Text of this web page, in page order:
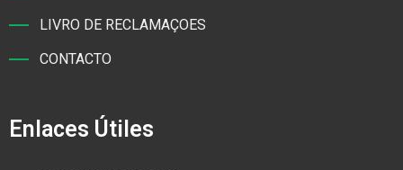
LIVRO DE RECLAMAÇOES
CONTACTO
Enlaces Útiles